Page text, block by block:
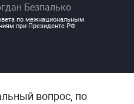
Безпалько
по межнациональным
при Президенте РФ
вопрос, по